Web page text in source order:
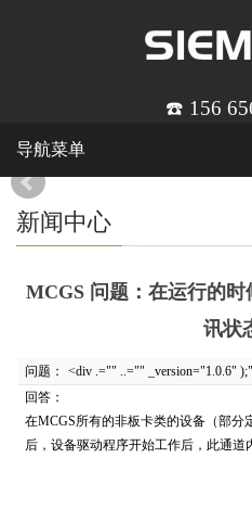
☎️ 156
导航菜单
新闻中心
MCGS 问题：在运行的
讯状
问题：
<div .="" ..="" _version="1.0.6"
background-clip:="" background-origin:=""
repeat:="" background-size:="" body=""
id="cke_pastebin" img="" right=""
回答：
在MCGS所有的非板卡类的设备（部
后，设备驱动程序开始工作后，此通